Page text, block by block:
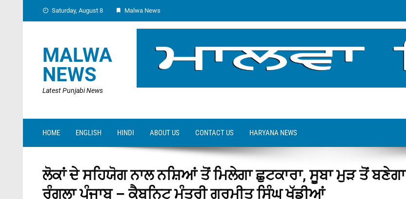
Saturday, August 8 Malwa News
MALWA
NEWS
Latest Punjabi News
HOME ENGLISH HINDI ABOUT US CONTACT US HARYANA NEWS
ਲੋਕਾਂ ਦੇ ਸਹਿਯੋਗ ਨਾਲ ਨਸ਼ਿਆਂ ਤੋਂ ਮਿਲੇਗਾ ਛੁਟਕਾਰਾ, ਸੂਬਾ ਮੁੜ ਤੋਂ ਬਣੇਗਾ
ਰੰਗਲਾ ਪੰਜਾਬ – ਕੈਬਨਿਟ ਮੰਤਰੀ ਗੁਰਮੀਤ ਸਿੰਘ ਖੁੱਡੀਆਂ